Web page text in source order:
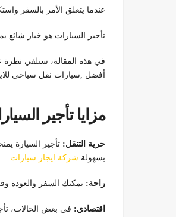
عندما يتعلق الأمر بالسفر
تأجير السيارات هو خيار
في هذه المقالة، سنلقي نظرة
أفضل ,سيارات نقل سياحى
مزايا تأجير
حرية التنقل: تأجير السيارة
بسهولة شركة ايجار سيارات.
راحة: يمكنك السفر والعودة
اقتصادي: في بعض الحالات،